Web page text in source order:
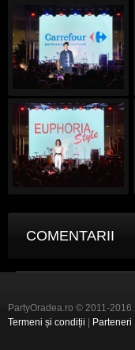
COMENTARII
PartyOradea.ro © 2011-2016.
Termeni și condiții
Parteneri